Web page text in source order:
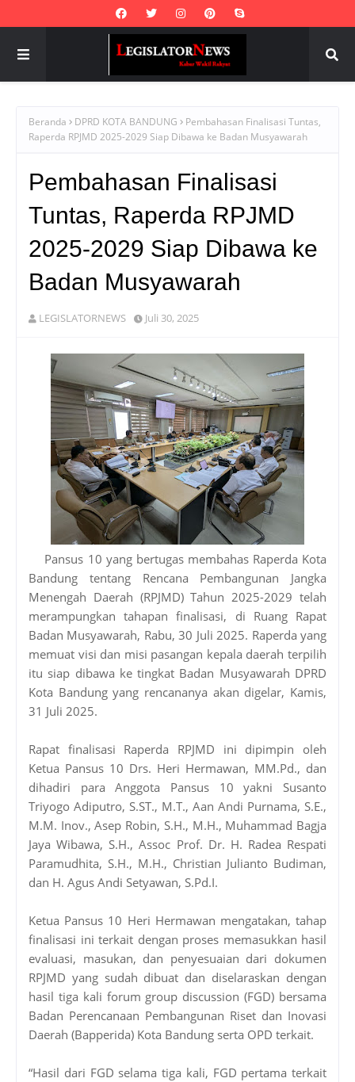
Beranda DPRD KOTA BANDUNG
Pembahasan Finalisasi Tuntas,
Raperda RPJMD 2025-2029 Siap Dibawa ke Badan Musyawarah
Pembahasan Finalisasi
Tuntas, Raperda RPJMD
2025-2029 Siap Dibawa ke
Badan Musyawarah
LEGISLATORNEWS Juli 30, 2025
Pansus 10 yang bertugas membahas Raperda Kota
Bandung tentang Rencana Pembangunan Jangka
Menengah Daerah (RPJMD) Tahun 2025-2029 telah
merampungkan tahapan finalisasi, di Ruang Rapat
Badan Musyawarah, Rabu, 30 Juli 2025. Raperda yang
memuat visi dan misi pasangan kepala daerah terpilih
itu siap dibawa ke tingkat Badan Musyawarah DPRD
Kota Bandung yang rencananya akan digelar, Kamis,
31 Juli 2025.
Rapat finalisasi Raperda RPJMD ini dipimpin oleh
Ketua Pansus 10 Drs. Heri Hermawan, MM.Pd., dan
dihadiri para Anggota Pansus 10 yakni Susanto
Triyogo Adiputro, S.ST., M.T., Aan Andi Purnama, S.E.,
M.M. Inov., Asep Robin, S.H., M.H., Muhammad Bagja
Jaya Wibawa, S.H., Assoc Prof. Dr. H. Radea Respati
Paramudhita, S.H., M.H., Christian Julianto Budiman,
dan H. Agus Andi Setyawan, S.Pd.I.
Ketua Pansus 10 Heri Hermawan mengatakan, tahap
finalisasi ini terkait dengan proses memasukkan hasil
evaluasi, masukan, dan penyesuaian dari dokumen
RPJMD yang sudah dibuat dan diselaraskan dengan
hasil tiga kali forum group discussion (FGD) bersama
Badan Perencanaan Pembangunan Riset dan Inovasi
Daerah (Bapperida) Kota Bandung serta OPD terkait.
“Hasil dari FGD selama tiga kali, FGD pertama terkait